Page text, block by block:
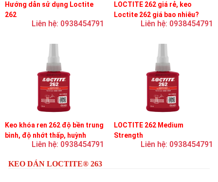
Hướng dẫn sử dụng Loctite
262
Liên hệ: 0938454791
LOCTITE 262 giá rẻ, keo
Loctite 262 giá bao nhiêu?
Liên hệ: 0938454791
Keo khóa ren 262 độ bền trung
bình, độ nhớt thấp, huỳnh
Liên hệ: 0938454791
LOCTITE 262 Medium
Strength
Liên hệ: 0938454791
KEO DÁN LOCTITE® 263